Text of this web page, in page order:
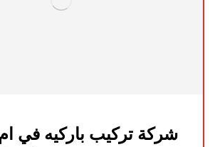
شركة تركيب باركيه في ام